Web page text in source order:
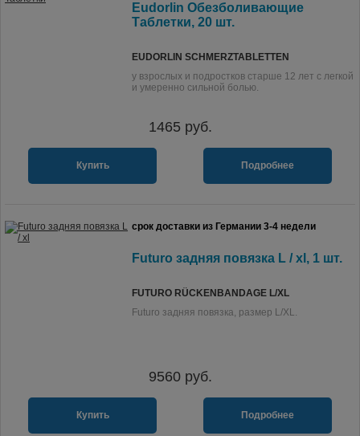
Eudorlin Обезболивающие
Таблетки, 20 шт.
EUDORLIN SCHMERZTABLETTEN
у взрослых и подростков старше 12 лет с легкой
и умеренно сильной болью.
1465 руб.
Купить Подробнее
срок доставки из Германии 3-4 недели
Futuro задняя повязка L / xl, 1 шт.
FUTURO RÜCKENBANDAGE L/XL
Futuro задняя повязка, размер L/XL.
9560руб.
Купить Подробнее